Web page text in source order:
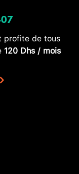
profite de tous
120 Dhs / mois